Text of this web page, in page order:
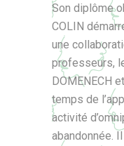
Son diplôme
COLIN
une
professeurs,
DOMENECH
temps de
activité
abandonnée.